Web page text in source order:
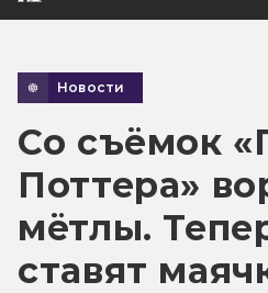
Новости
Со съёмок
Поттера»
мётлы.
ставят